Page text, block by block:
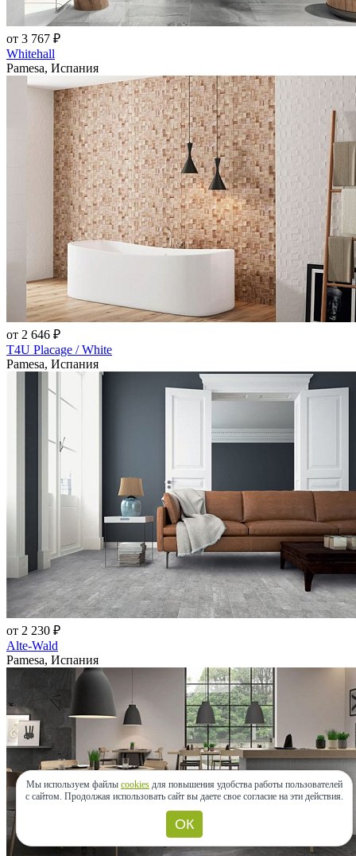
от 3 767 ₽
Whitehall
Pamesa, Испания
от 2 646 ₽
T4U Placage / White
Pamesa, Испания
от 2 230 ₽
Alte-Wald
Pamesa, Испания
Мы используем файлы cookies для повышения удобства работы пользователей
с сайтом. Продолжая использовать сайт вы даете свое согласие на эти действия.
ОК